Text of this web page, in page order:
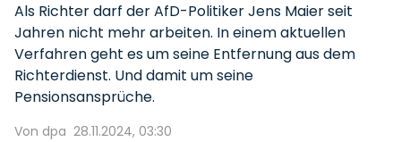
Als Richter darf der AfD-Politiker Jens Maier seit
Jahren nicht mehr arbeiten. In einem aktuellen
Verfahren geht es um seine Entfernung aus dem
Richterdienst. Und damit um seine
Pensionsansprüche.
Von dpa 28.11.2024, 03:30